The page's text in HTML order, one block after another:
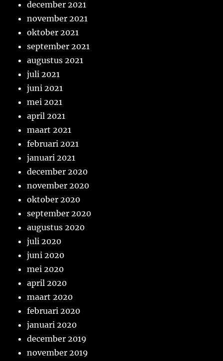
december 2021
november 2021
oktober 2021
september 2021
augustus 2021
juli 2021
juni 2021
mei 2021
april 2021
maart 2021
februari 2021
januari 2021
december 2020
november 2020
oktober 2020
september 2020
augustus 2020
juli 2020
juni 2020
mei 2020
april 2020
maart 2020
februari 2020
januari 2020
december 2019
november 2019